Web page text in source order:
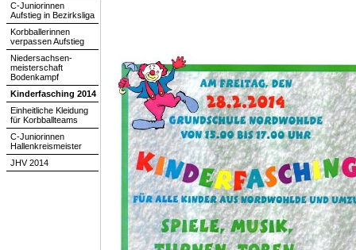
C-Juniorinnen
Aufstieg in Bezirksliga
Korbballerinnen
verpassen Aufstieg
Niedersachsen-
meisterschaft
Bodenkampf
Kinderfasching 2014
Einheitliche Kleidung
für Korbballteams
C-Juniorinnen
Hallenkreismeister
JHV 2014